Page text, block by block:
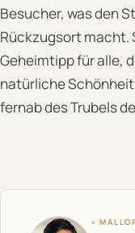
Besucher, was den
Rückzugsort macht.
Geheimtipp für alle,
natürliche
fernab des Trubels
◦